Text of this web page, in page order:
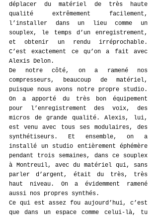
déplacer du matériel de très haute
qualité extrêmement facilement,
l’installer dans un lieu comme un
souplex, le temps d’un enregistrement,
et obtenir un rendu irréprochable.
C’est exactement ce qu’on a fait avec
Alexis Delon.
De notre côté, on a ramené nos
compresseurs, beaucoup de matériel,
puisque nous avons notre propre studio.
On a apporté du très bon équipement
pour l’enregistrement des voix, des
micros de grande qualité. Alexis, lui,
est venu avec tous ses modulaires, des
synthétiseurs. Et ensemble, on a
installé un studio entièrement éphémère
pendant trois semaines, dans ce souplex
à Montreuil, avec du matériel qui, sans
parler d’argent, était du très, très
haut niveau. On a évidemment ramené
aussi nos propres synthés.
Ce qui est assez fou aujourd’hui, c’est
que dans un espace comme celui-là, tu